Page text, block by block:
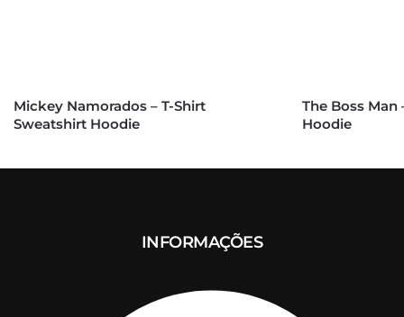
Mickey Namorados – T-Shirt
Sweatshirt Hoodie
The Boss Man
Hoodie
INFORMAÇÕES